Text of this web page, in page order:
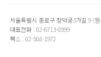
서울특별시 종로구 창덕궁3가길 9 (
대표전화 : 02-6713-0999
팩스 : 02-508-1972